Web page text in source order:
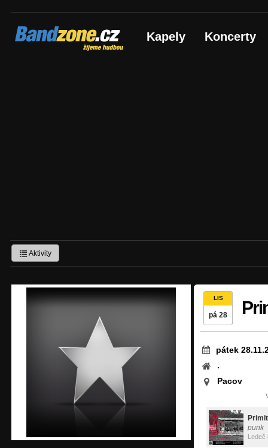
Bandzone.cz
žijeme hudbou Kapely Koncerty
Aktivity
LIS
pá 28
pátek
.
Pacov
punk
Ledeč